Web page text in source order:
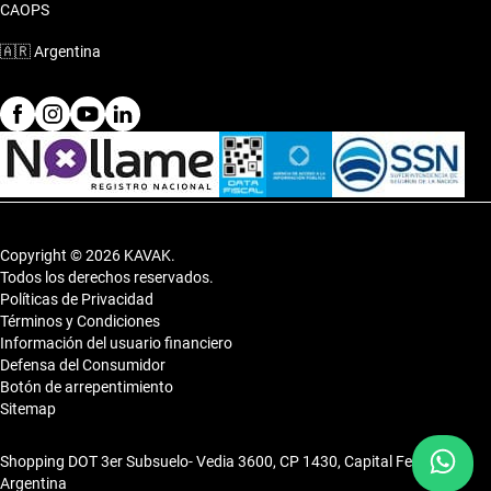
CAOPS
🇦🇷Argentina
Copyright © 2026 KAVAK.
Todos los derechos reservados.
Políticas de Privacidad
Términos y Condiciones
Información del usuario financiero
Defensa del Consumidor
Botón de arrepentimiento
Sitemap
Shopping DOT 3er Subsuelo- Vedia 3600, CP 1430, Capital Federal,
Argentina